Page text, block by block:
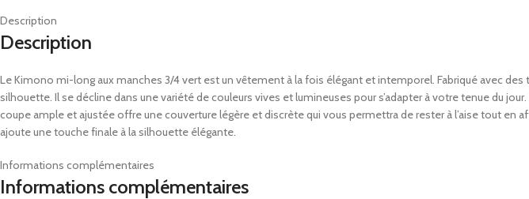
Description
Description
Le Kimono mi-long aux manches 3/4 vert est un vêtement à la fois élégant et intemporel. Fabriqué avec
silhouette. Il se décline dans une variété de couleurs vives et lumineuses pour s’adapter à votre tenue du
coupe ample et ajustée offre une couverture légère et discrète qui vous permettra de rester à l’aise tout
ajoute une touche finale à la silhouette élégante.
Informations complémentaires
Informations complémentaires